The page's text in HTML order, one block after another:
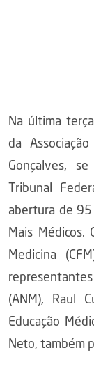
Na última
da
Gonçalves,
Tribunal
abertura de 95
Mais
Medicina
(ANM), Raul
Educação
Neto, também